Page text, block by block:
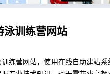
泳训练营网站
练营网站，使用在线自助建站